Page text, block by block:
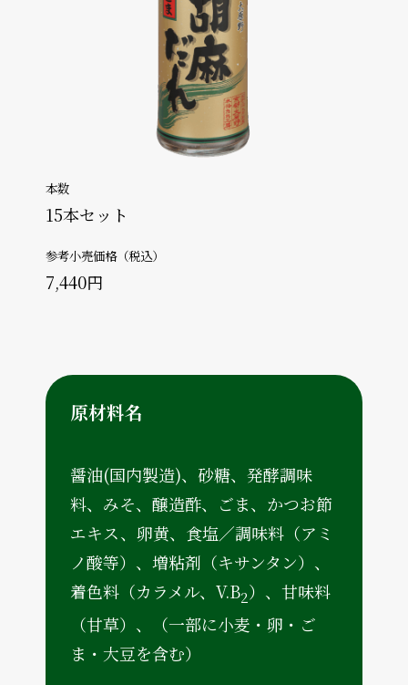
本数
15本セット
参考小売価格（税込）
7,440円
原材料名
醤油(国内製造)、砂糖、発酵調味
料、みそ、醸造酢、ごま、かつお節
エキス、卵黄、食塩／調味料（アミ
ノ酸等）、増粘剤（キサンタン）、
着色料（カラメル、V.B2）、甘味料
（甘草）、（一部に小麦・卵・ご
ま・大豆を含む）